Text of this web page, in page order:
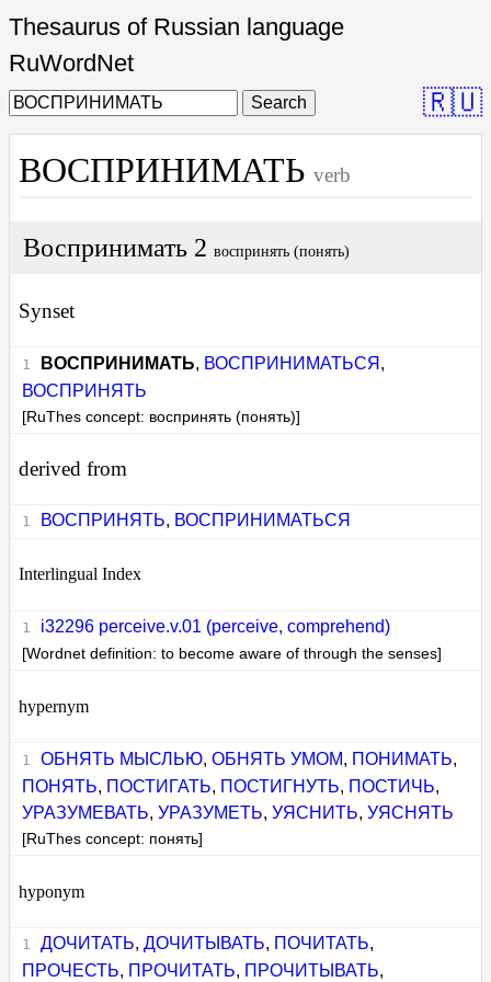
Thesaurus of Russian language
RuWordNet
Search 🇷🇺
ВОСПРИНИМАТЬ verb
Воспринимать 2 воспринять (понять)
Synset
ВОСПРИНИМАТЬ, ВОСПРИНИМАТЬСЯ ,
ВОСПРИНЯТЬ
[RuThes concept: воспринять (понять)]
derived from
ВОСПРИНЯТЬ, ВОСПРИНИМАТЬСЯ
Interlingual Index
i32296 perceive.v.01 (perceive, comprehend)
[Wordnet definition: to become aware of through the senses]
hypernym
ОБНЯТЬ МЫСЛЬЮ, ОБНЯТЬ УМОМ, ПОНИМАТЬ,
ПОНЯТЬ, ПОСТИГАТЬ, ПОСТИГНУТЬ, ПОСТИЧЬ,
УРАЗУМЕВАТЬ,УРАЗУМЕТЬ,УЯСНИТЬ,УЯСНЯТЬ
[RuThes concept: понять]
hyponym
ДОЧИТАТЬ, ДОЧИТЫВАТЬ, ПОЧИТАТЬ,
ПРОЧЕСТЬ, ПРОЧИТАТЬ, ПРОЧИТЫВАТЬ,